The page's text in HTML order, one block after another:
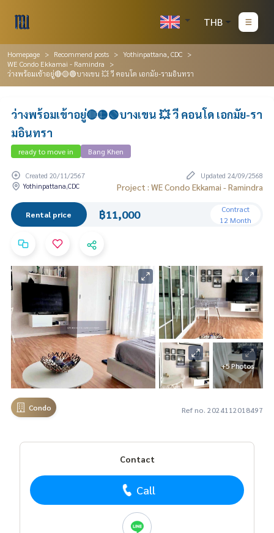
THB
Homepage Recommend posts
Yothinpattana, CDC
WE Condo Ekkamai - Ramindra
ว่างพร้อมเข้าอยู่🔴🟡🟢บางเขน 💥 วี คอนโด เอกมัย-รามอินทรา
ว่างพร้อมเข้าอยู่🔴🟡🟢บางเขน 💥 วี คอนโด เอกมัย-รา
มอินทรา
ready to move in Bang Khen
Created 20/11/2567
Updated 24/09/2568
Yothinpattana,CDC
Project : WE Condo Ekkamai - Ramindra
Rental price ฿11,000
Contract
12 Month
+5 Photos
Condo Ref no. 2024112018497
Contact
Call